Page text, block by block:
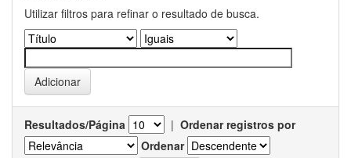
Utilizar filtros para refinar o resultado de busca.
Resultados/Página | Ordenar registros por
Ordenar